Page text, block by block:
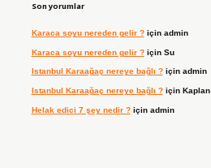
Son yorumlar
Karaca soyu nereden gelir ?için admin
Karaca soyu nereden gelir ?için Su
Istanbul Karaağaç nereye bağlı ?için admin
Istanbul Karaağaç nereye bağlı ?için Kaplan
Helak edici 7 şey nedir ?için admin